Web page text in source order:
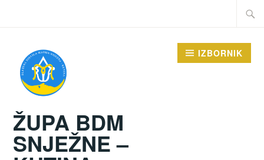
Traži:
ŽUPA BDM
SNJEŽNE –
IZBORNIK